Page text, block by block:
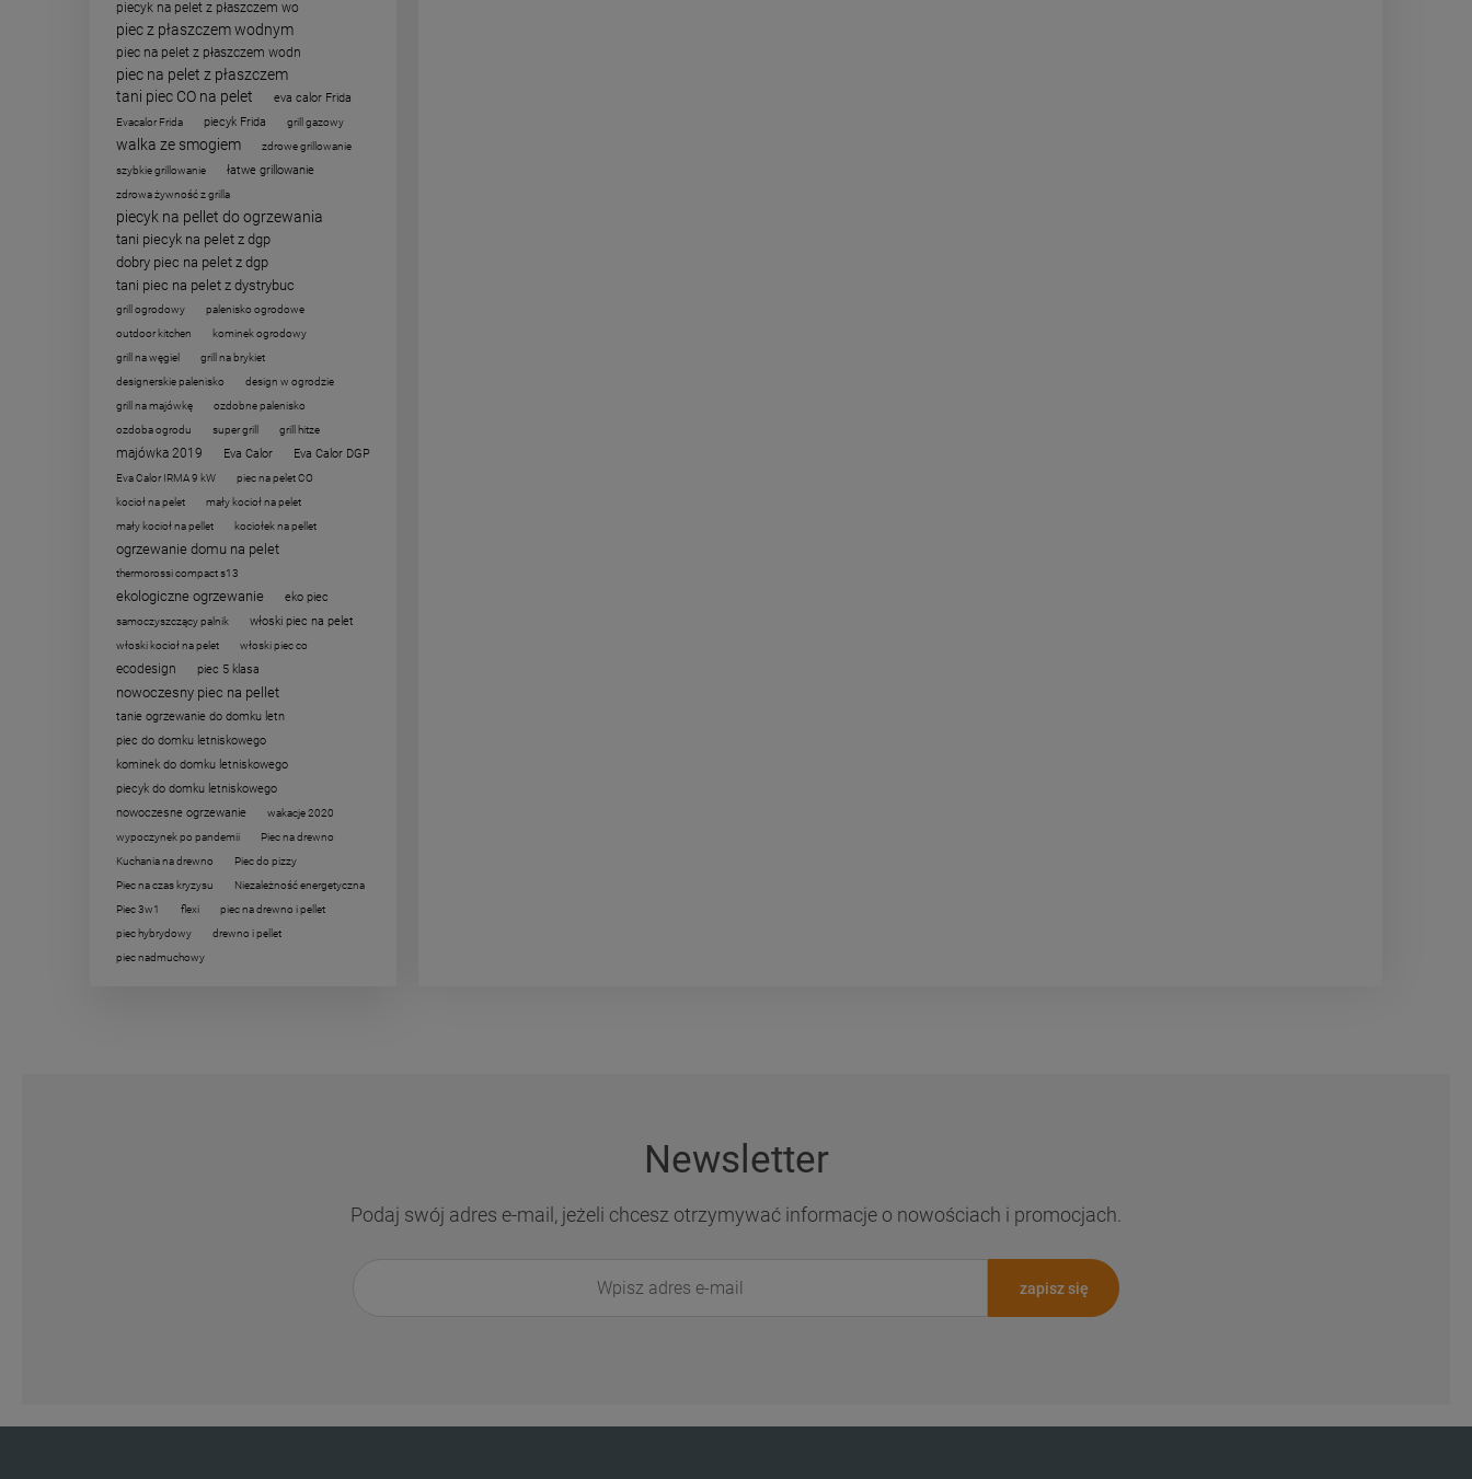
piecyk na pelet z płaszczem wo
piec z płaszczem wodnym
piec na pelet z płaszczem wodn
piec na pelet z płaszczem
tani piec CO na pelet
eva calor Frida
Evacalor Frida piecyk Frida grill gazowy
walka ze smogiem
zdrowe grillowanie
szybkie grillowanie
łatwe grillowanie
zdrowa żywność z grilla
piecyk na pellet do ogrzewania
tani piecyk na pelet z dgp
dobry piec na pelet z dgp
tani piec na pelet z dystrybuc
grill ogrodowy
palenisko ogrodowe
outdoor kitchen
kominek ogrodowy
grill na węgiel
grill na brykiet
designerskie palenisko
design w ogrodzie
grill na majówkę
ozdobne palenisko
ozdoba ogrodu
super grill grill hitze
majówka 2019 Eva Calor Eva Calor DGP
Eva Calor IRMA 9 kW
piec na pelet CO
kocioł na pelet
mały kocioł na pelet
mały kocioł na pellet
kociołek na pellet
ogrzewanie domu na pelet
thermorossi compact s13
ekologiczne ogrzewanie eko piec
samoczyszczący palnik włoski piec na pelet
włoski kocioł na pelet włoski piec co
ecodesign piec 5 klasa
nowoczesny piec na pellet
tanie ogrzewanie do domku letn
piec do domku letniskowego
kominek do domku letniskowego
piecyk do domku letniskowego
nowoczesne ogrzewanie
wakacje 2020
wypoczynek po pandemii
Piec na drewno
Kuchania na drewno
Piec do pizzy
Piec na czas kryzysu
Niezależność energetyczna
Piec 3w1
flexi
piec na drewno i pellet
piec hybrydowy
drewno i pellet
piec nadmuchowy
Newsletter
Podaj swój adres e-mail, jeżeli chcesz otrzymywać informacje o nowościach i promocjach.
zapisz się